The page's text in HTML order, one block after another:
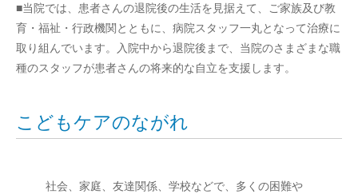
■当院では、患者さんの退院後の生活を見据えて、ご家族及び教
育・福祉・行政機関とともに、病院スタッフ一丸となって治療に
取り組んでいます。入院中から退院後まで、当院のさまざまな職
種のスタッフが患者さんの将来的な自立を支援します。
こどもケアのながれ
社会、家庭、友達関係、学校などで、多くの困難や